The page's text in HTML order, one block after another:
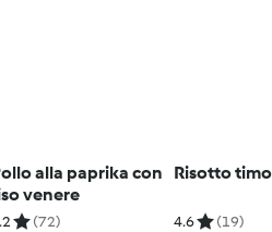
alla paprika con
venere
(72)
Risotto
4.6 (19)